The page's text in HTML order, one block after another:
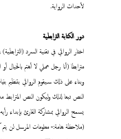
لأحداث الرواية.
دور الكتابة الترابطية
اختار الروائي في تقنية السرد
مترابطا (أنا رجل عملي لا أهتم بالخيال
وبناء على ذلك سيقوم الروائي بتنظيم
النص تبعا لذلك وليكون النص
يسمح الروائي بمشاركة القارئ
(ملاحظة هامة:- معلومات المرسل لن يتم